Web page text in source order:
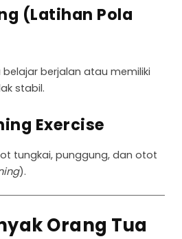
(Latihan Pola
berjalan atau memiliki
stabil.
Exercise
tungkai, punggung, dan otot
).
Orang Tua